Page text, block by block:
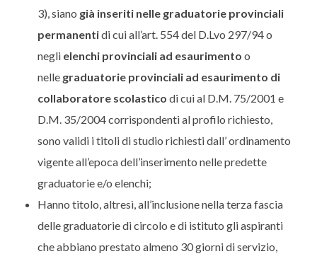
3), siano già inseriti nelle graduatorie provinciali
permanentidi cui all’art. 554 del D.Lvo 297/94 o
negli elenchi provinciali ad esaurimento o
nelle graduatorie provinciali ad esaurimento di
collaboratore scolastico di cui al D.M. 75/2001 e
D.M. 35/2004 corrispondenti al profilo richiesto,
sono validi i titoli di studio richiesti dall’ ordinamento
vigente all’epoca dell’inserimento nelle predette
graduatorie e/o elenchi;
Hanno titolo, altresì, all’inclusione nella terza fascia
delle graduatorie di circolo e di istituto gli aspiranti
che abbiano prestato almeno 30 giorni di servizio,